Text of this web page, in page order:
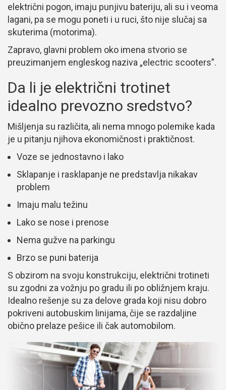
električni pogon, imaju punjivu bateriju, ali su i veoma
lagani, pa se mogu poneti i u ruci, što nije slučaj sa
skuterima (motorima).
Zapravo, glavni problem oko imena stvorio se
preuzimanjem engleskog naziva „electric scooters”.
Da li je električni trotinet
idealno prevozno sredstvo?
Mišljenja su različita, ali nema mnogo polemike kada
je u pitanju njihova ekonomičnost i praktičnost.
Voze se jednostavno i lako
Sklapanje i rasklapanje ne predstavlja nikakav
problem
Imaju malu težinu
Lako se nose i prenose
Nema gužve na parkingu
Brzo se puni baterija
S obzirom na svoju konstrukciju, električni trotineti
su zgodni za vožnju po gradu ili po obližnjem kraju.
Idealno rešenje su za delove grada koji nisu dobro
pokriveni autobuskim linijama, čije se razdaljine
obično prelaze pešice ili čak automobilom.